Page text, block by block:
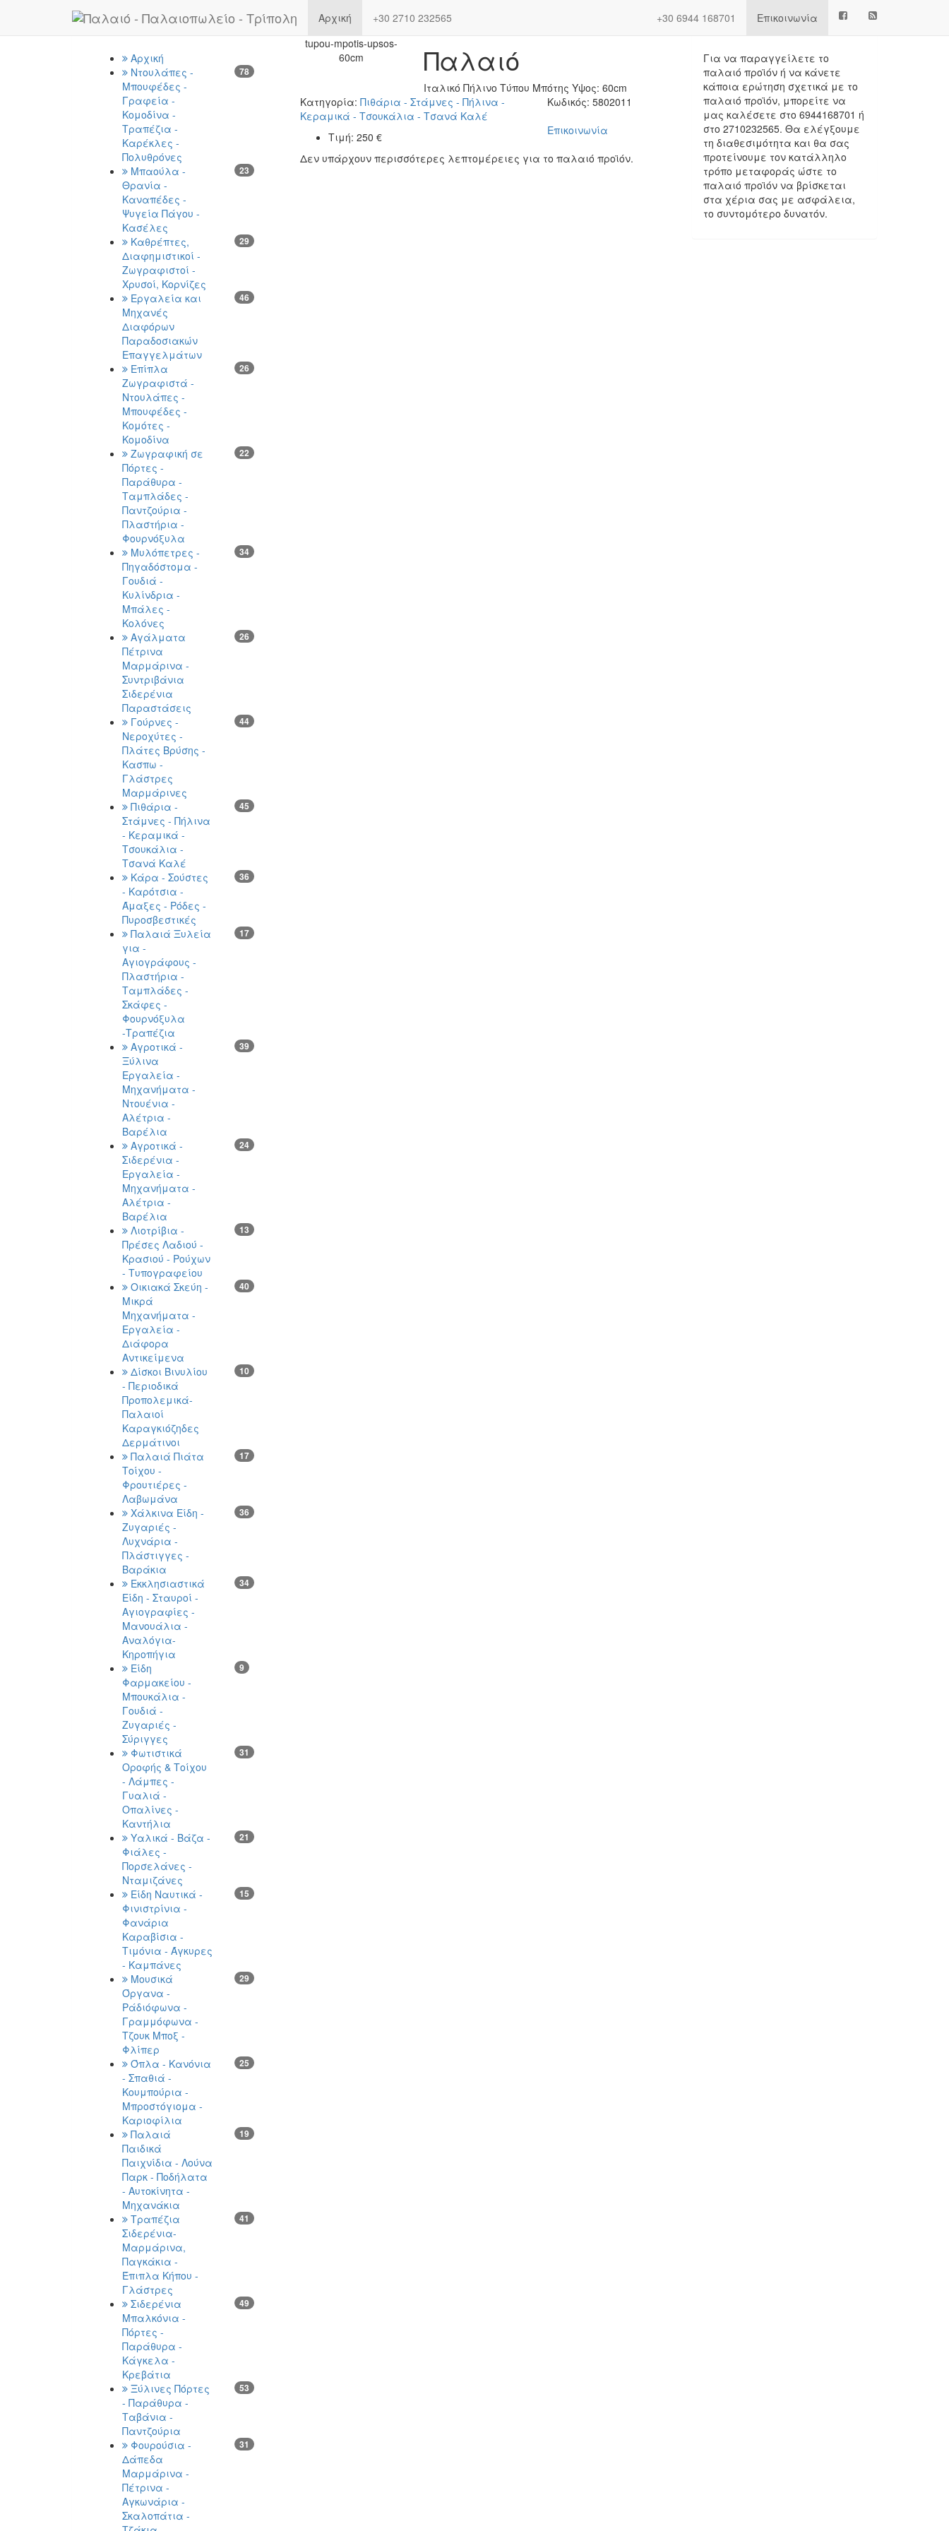
Αρχική +30 2710 232565 +30 6944 168701 Επικοινωνία (current)
Previous Next
Κατηγορίες
Αρχική
Ντουλάπες -
Μπουφέδες -
Γραφεία -
Κομοδίνα -
Τραπέζια -
Καρέκλες -
Πολυθρόνες
78
Μπαούλα -
Θρανία -
Καναπέδες -
Ψυγεία Πάγου -
Κασέλες
23
Καθρέπτες,
Διαφημιστικοί -
Ζωγραφιστοί -
Χρυσοί, Κορνίζες
29
Εργαλεία και
Μηχανές
Διαφόρων
Παραδοσιακών
Επαγγελμάτων
46
Επίπλα
Ζωγραφιστά -
Ντουλάπες -
Μπουφέδες -
Κομότες -
Κομοδίνα
26
Ζωγραφική σε
Πόρτες -
Παράθυρα -
Ταμπλάδες -
Παντζούρια -
Πλαστήρια -
Φουρνόξυλα
22
Μυλόπετρες -
Πηγαδόστομα -
Γουδιά -
Κυλίνδρια -
Μπάλες -
Κολόνες
34
Αγάλματα
Πέτρινα
Μαρμάρινα -
Συντριβάνια
Σιδερένια
Παραστάσεις
26
Γούρνες -
Νεροχύτες -
Πλάτες Βρύσης -
Κασπω -
Γλάστρες
Μαρμάρινες
44
Πιθάρια -
Στάμνες - Πήλινα
- Κεραμικά -
Τσουκάλια -
Τσανά Καλέ
45
Κάρα - Σούστες
- Καρότσια -
Άμαξες - Ρόδες -
Πυροσβεστικές
36
Παλαιά Ξυλεία
για -
Αγιογράφους -
Πλαστήρια -
Ταμπλάδες -
Σκάφες -
Φουρνόξυλα
-Τραπέζια
17
Αγροτικά -
Ξύλινα
Εργαλεία -
Μηχανήματα -
Ντουένια -
Αλέτρια -
Βαρέλια
39
Αγροτικά -
Σιδερένια -
Εργαλεία -
Μηχανήματα -
Αλέτρια -
Βαρέλια
24
Λιοτρίβια -
Πρέσες Λαδιού -
Κρασιού - Ρούχων
- Τυπογραφείου
13
Οικιακά Σκεύη -
Μικρά
Μηχανήματα -
Εργαλεία -
Διάφορα
Αντικείμενα
40
Δίσκοι Βινυλίου
- Περιοδικά
Προπολεμικά-
Παλαιοί
Καραγκιόζηδες
Δερμάτινοι
10
Παλαιά Πιάτα
Τοίχου -
Φρουτιέρες -
Λαβωμάνα
17
Χάλκινα Είδη -
Ζυγαριές -
Λυχνάρια -
Πλάστιγγες -
Βαράκια
36
Εκκλησιαστικά
Είδη - Σταυροί -
Αγιογραφίες -
Μανουάλια -
Αναλόγια-
Κηροπήγια
34
Είδη
Φαρμακείου -
Μπουκάλια -
Γουδιά -
Ζυγαριές -
Σύριγγες
9
Φωτιστικά
Οροφής & Τοίχου
- Λάμπες -
Γυαλιά -
Οπαλίνες -
Καντήλια
31
Υαλικά - Βάζα -
Φιάλες -
Πορσελάνες -
Νταμιζάνες
21
Είδη Ναυτικά -
Φινιστρίνια -
Φανάρια
Καραβίσια -
Τιμόνια - Άγκυρες
- Καμπάνες
15
Μουσικά
Όργανα -
Ράδιόφωνα -
Γραμμόφωνα -
Τζουκ Μποξ -
Φλίπερ
29
Όπλα - Κανόνια
- Σπαθιά -
Κουμπούρια -
Μπροστόγιομα -
Καριοφίλια
25
Παλαιά
Παιδικά
Παιχνίδια - Λούνα
Παρκ - Ποδήλατα
- Αυτοκίνητα -
Μηχανάκια
19
Τραπέζια
Σιδερένια-
Μαρμάρινα,
Παγκάκια -
Έπιπλα Κήπου -
Γλάστρες
41
Σιδερένια
Μπαλκόνια -
Πόρτες -
Παράθυρα -
Κάγκελα -
Κρεβάτια
49
Ξύλινες Πόρτες
- Παράθυρα -
Ταβάνια -
Παντζούρια
53
Φουρούσια -
Δάπεδα
Μαρμάρινα -
Πέτρινα -
Αγκωνάρια -
Σκαλοπάτια -
31
Παλαιό
Ιταλικό Πήλινο Τύπου Μπότης Υψος: 60cm
Κατηγορία: Πιθάρια - Στάμνες - Πήλινα -
Κεραμικά - Τσουκάλια - Τσανά Καλέ
Κωδικός: 5802011
Επικοινωνία
Τιμή: 250 €
Δεν υπάρχουν περισσότερες λεπτομέρειες για το παλαιό προϊόν.
Πληροφορίες
Για να παραγγείλετε το
παλαιό προϊόν ή να κάνετε
κάποια ερώτηση σχετικά με το
παλαιό προϊόν, μπορείτε να
μας καλέσετε στο 6944168701 ή
στο 2710232565. Θα ελέγξουμε
τη διαθεσιμότητα και θα σας
προτείνουμε τον κατάλληλο
τρόπο μεταφοράς ώστε το
παλαιό προϊόν να βρίσκεται
στα χέρια σας με ασφάλεια,
το συντομότερο δυνατόν.